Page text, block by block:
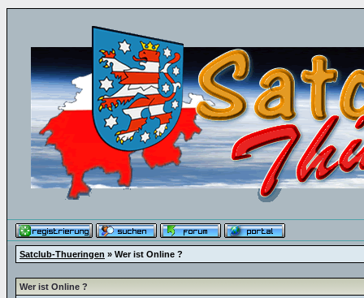
Satclub-Thueringen » Wer ist Online ?
Wer ist Online ?